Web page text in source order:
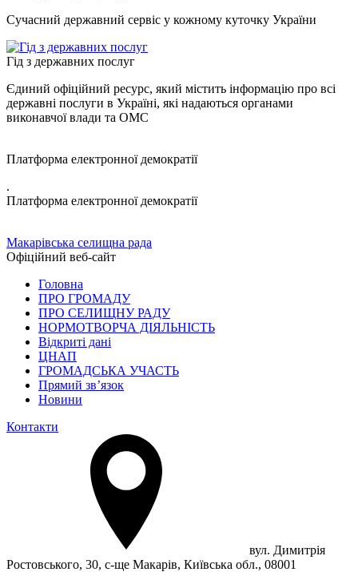
Сучасний державний сервіс у кожному куточку України
Гід з державних послуг
Єдиний офіційний ресурс, який містить інформацію про всі
державні послуги в Україні, які надаються органами
виконавчої влади та ОМС
Платформа електронної демократії
.
Платформа електронної демократії
Макарівська селищна рада
Офіційний веб-сайт
Головна
ПРО ГРОМАДУ
ПРО СЕЛИЩНУ РАДУ
НОРМОТВОРЧА ДІЯЛЬНІСТЬ
Відкриті дані
ЦНАП
ГРОМАДСЬКА УЧАСТЬ
Прямий зв’язок
Новини
Контакти
вул. Димитрія
Ростовського, 30, с-ще Макарів, Київська обл., 08001